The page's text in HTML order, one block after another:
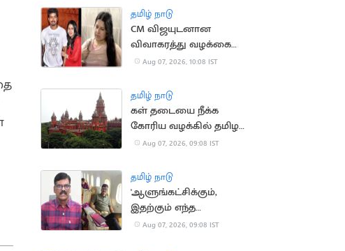
தமிழ் நாடு
CM விஜயுடனான
விவாகரத்து வழக்கை
வாபஸ் வாங்கினார்
Aug 07, 2026, 10:08 IST
தமிழ் நாடு
கள் தடையை நீக்க
கோரிய வழக்கில் தமிழக
அரசு பதிலளிக்க
Aug 07, 2026, 09:08 IST
தமிழ் நாடு
'ஆளுங்கட்சிக்கும்,
இதற்கும் எந்த
சம்பந்தமும் இல்லை' -
Aug 07, 2026, 09:08 IST